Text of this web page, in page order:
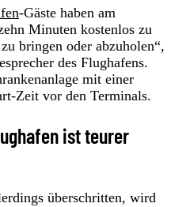
-Gäste haben am
Minuten kostenlos zu
bringen oder abzuholen“,
des Flughafens.
mit einer
Zeit vor den Terminals.
ist teurer
überschritten, wird